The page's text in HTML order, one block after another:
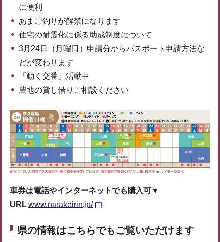
に便利
あまご釣りが解禁になります
住宅の耐震化に係る助成制度について
3月24日（月曜日）申請分からパスポート申請方法な
どが変わります
「動く交番」活動中
農地の貸し借りご相談ください
車券は電話やインターネットでも購入可▼
URL www.narakeirin.jp/
県の情報はこちらでもご覧いただけます